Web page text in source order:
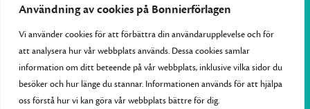
Användning av cookies på Bonnierförlagen
Vi använder cookies för att förbättra din användarupplevelse och för
att analysera hur vår webbplats används. Dessa cookies samlar
information om ditt beteende på vår webbplats, inklusive vilka sidor du
besöker och hur länge du stannar. Informationen används för att hjälpa
oss förstå hur vi kan göra vår webbplats bättre för dig.
Om Bonnierförlagen
Cookies
Integritetspolicy